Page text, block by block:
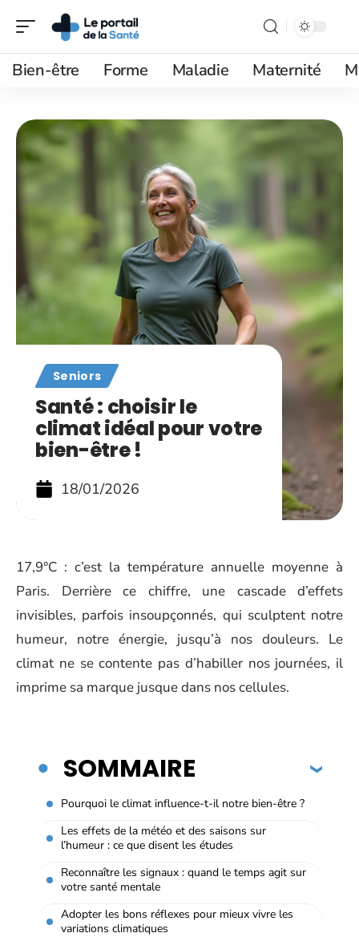
Bien-être Forme Maladie Maternité
Seniors
Santé : choisir le
climat idéal pour votre
bien-être !
18/01/2026
17,9°C : c’est la température annuelle moyenne à
Paris. Derrière ce chiffre, une cascade d’effets
invisibles, parfois insoupçonnés, qui sculptent notre
humeur, notre énergie, jusqu’à nos douleurs. Le
climat ne se contente pas d’habiller nos journées, il
imprime sa marque jusque dans nos cellules.
SOMMAIRE
Pourquoi le climat influence-t-il notre bien-être ?
Les effets de la météo et des saisons sur
l’humeur : ce que disent les études
Reconnaître les signaux : quand le temps agit sur
votre santé mentale
Adopter les bons réflexes pour mieux vivre les
variations climatiques